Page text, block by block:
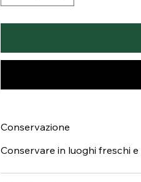
Conservazione
Conservare in luoghi freschi